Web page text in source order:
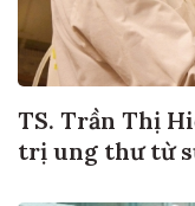
TS. Trần Thị
trị ung thư từ